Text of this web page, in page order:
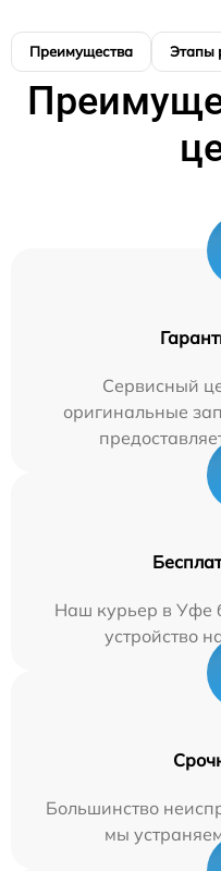
Преимущества Этапы
Сервисный
оригинальные
Наш курьер в Уфе
устройство
Большинство
мы